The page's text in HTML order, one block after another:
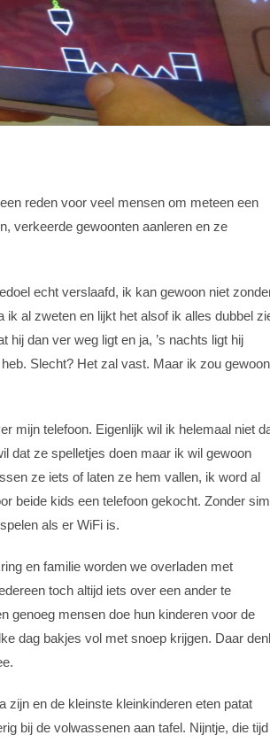
reden voor veel mensen om meteen een
verkeerde gewoonten aanleren en ze
echt verslaafd, ik kan gewoon niet
al zweten en lijkt het alsof ik alles dubbel
hij dan ver weg ligt en ja, ’s nachts ligt hij
Slecht? Het zal vast. Maar ik zou gewoon
mijn telefoon. Eigenlijk wil ik helemaal niet
dat ze spelletjes doen maar ik wil gewoon
ze iets of laten ze hem vallen, ik word al
beide kids een telefoon gekocht. Zonder
als er WiFi is.
en familie worden we overladen met
toch altijd iets over een ander te
genoeg mensen doe hun kinderen voor de
dag bakjes vol met snoep krijgen. Daar
zijn en de kleinste kleinkinderen eten patat
bij de volwassenen aan tafel. Nijntje, die tijd